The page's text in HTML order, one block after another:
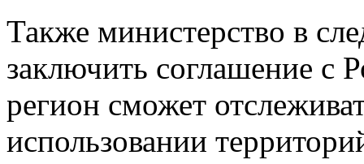
Также министерство в
заключить соглашение с
регион сможет
использовании